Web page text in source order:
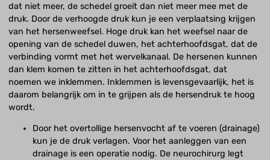
dat niet meer, de schedel groeit dan niet meer mee met de
druk. Door de verhoogde druk kun je een verplaatsing krijgen
van het hersenweefsel. Hoge druk kan het weefsel naar de
opening van de schedel duwen, het achterhoofdsgat, dat de
verbinding vormt met het wervelkanaal. De hersenen kunnen
dan klem komen te zitten in het achterhoofdsgat, dat
noemen we inklemmen. Inklemmen is levensgevaarlijk, het is
daarom belangrijk om in te grijpen als de hersendruk te hoog
wordt.
Door het overtollige hersenvocht af te voeren (drainage)
kun je de druk verlagen. Voor het aanleggen van een
drainage is een operatie nodig. De neurochirurg legt